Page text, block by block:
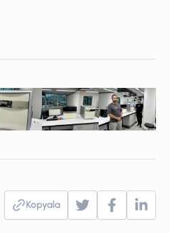
Kopyala